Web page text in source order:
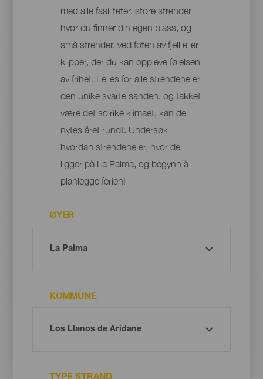
med alle fasiliteter, store strender
hvor du finner din egen plass, og
små strender, ved foten av fjell eller
klipper, der du kan oppleve følelsen
av frihet. Felles for alle strendene er
den unike svarte sanden, og takket
være det solrike klimaet, kan de
nytes året rundt. Undersøk
hvordan strendene er, hvor de
ligger på La Palma, og begynn å
planlegge ferien!
ØYER
KOMMUNE
TYPE STRAND